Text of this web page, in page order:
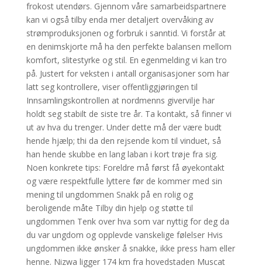
frokost utendørs. Gjennom våre samarbeidspartnere
kan vi også tilby enda mer detaljert overvåking av
strømproduksjonen og forbruk i sanntid. Vi forstår at
en denimskjorte må ha den perfekte balansen mellom
komfort, slitestyrke og stil. En egenmelding vi kan tro
på. Justert for veksten i antall organisasjoner som har
latt seg kontrollere, viser offentliggjøringen til
Innsamlingskontrollen at nordmenns givervilje har
holdt seg stabilt de siste tre år. Ta kontakt, så finner vi
ut av hva du trenger. Under dette må der være budt
hende hjælp; thi da den rejsende kom til vinduet, så
han hende skubbe en lang laban i kort trøje fra sig.
Noen konkrete tips: Foreldre må først få øyekontakt
og være respektfulle lyttere før de kommer med sin
mening til ungdommen Snakk på en rolig og
beroligende måte Tilby din hjelp og støtte til
ungdommen Tenk over hva som var nyttig for deg da
du var ungdom og opplevde vanskelige følelser Hvis
ungdommen ikke ønsker å snakke, ikke press ham eller
henne. Nizwa ligger 174 km fra hovedstaden Muscat